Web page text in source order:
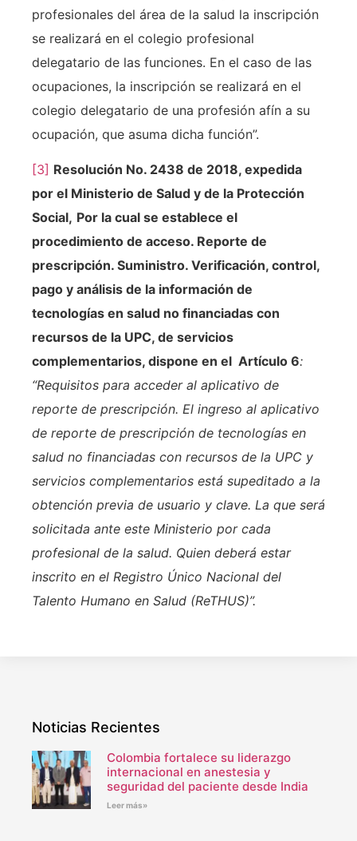
profesionales del área de la salud la inscripción
se realizará en el colegio profesional
delegatario de las funciones. En el caso de las
ocupaciones, la inscripción se realizará en el
colegio delegatario de una profesión afín a su
ocupación, que asuma dicha función”.
[3] Resolución No. 2438 de 2018, expedida
por el Ministerio de Salud y de la Protección
Social, Por la cual se establece el
procedimiento de acceso. Reporte de
prescripción. Suministro. Verificación, control,
pago y análisis de la información de
tecnologías en salud no financiadas con
recursos de la UPC, de servicios
complementarios, dispone en el Artículo 6:
“Requisitos para acceder al aplicativo de
reporte de prescripción. El ingreso al aplicativo
de reporte de prescripción de tecnologías en
salud no financiadas con recursos de la UPC y
servicios complementarios está supeditado a la
obtención previa de usuario y clave. La que será
solicitada ante este Ministerio por cada
profesional de la salud. Quien deberá estar
inscrito en el Registro Único Nacional del
Talento Humano en Salud (ReTHUS)”.
Noticias Recientes
Colombia fortalece su liderazgo
internacional en anestesia y
seguridad del paciente desde India
Leer más»